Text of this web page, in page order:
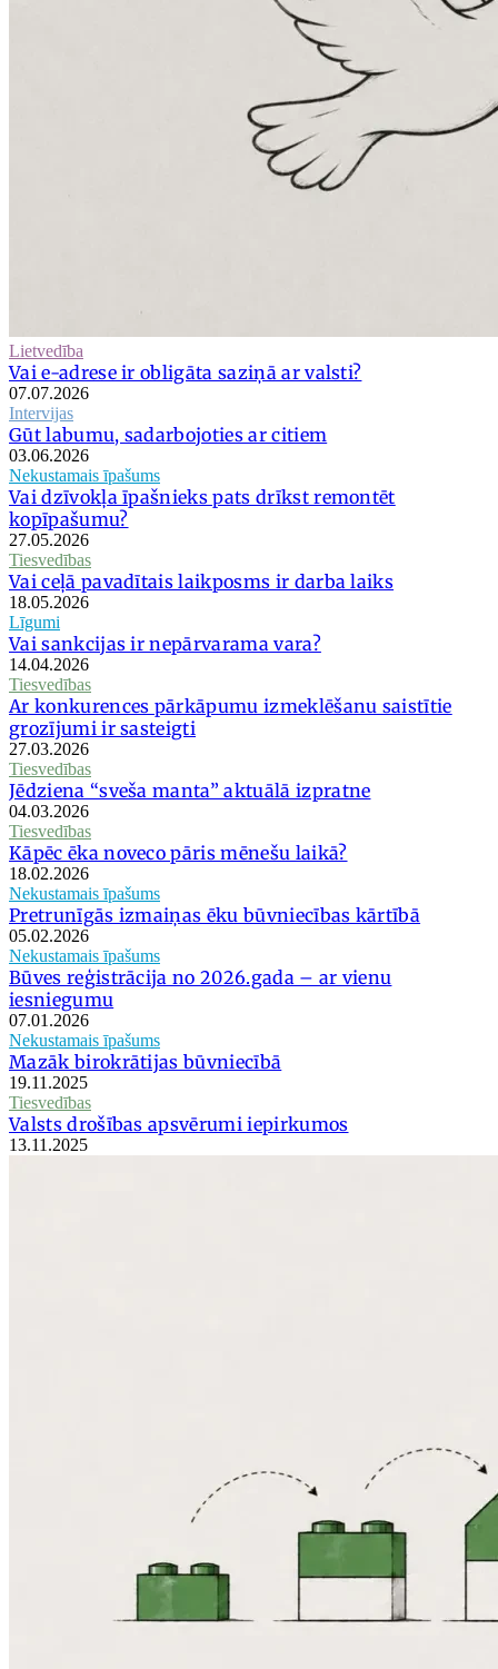
Lietvedība
Vai e-adrese ir obligāta saziņā ar valsti?
07.07.2026
Intervijas
Gūt labumu, sadarbojoties ar citiem
03.06.2026
Nekustamais īpašums
Vai dzīvokļa īpašnieks pats drīkst remontēt
kopīpašumu?
27.05.2026
Tiesvedības
Vai ceļā pavadītais laikposms ir darba laiks
18.05.2026
Līgumi
Vai sankcijas ir nepārvarama vara?
14.04.2026
Tiesvedības
Ar konkurences pārkāpumu izmeklēšanu saistītie
grozījumi ir sasteigti
27.03.2026
Tiesvedības
Jēdziena “sveša manta” aktuālā izpratne
04.03.2026
Tiesvedības
Kāpēc ēka noveco pāris mēnešu laikā?
18.02.2026
Nekustamais īpašums
Pretrunīgās izmaiņas ēku būvniecības kārtībā
05.02.2026
Nekustamais īpašums
Būves reģistrācija no 2026.gada – ar vienu
iesniegumu
07.01.2026
Nekustamais īpašums
Mazāk birokrātijas būvniecībā
19.11.2025
Tiesvedības
Valsts drošības apsvērumi iepirkumos
13.11.2025